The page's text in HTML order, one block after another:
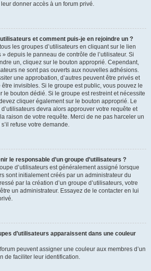
donner accès à un forum privé.
et comment puis-je en rejoindre un ?
les groupes d’utilisateurs en cliquant sur le lien
» depuis le panneau de contrôle de l’utilisateur. Si
un, cliquez sur le bouton approprié. Cependant,
ne sont pas ouverts aux nouvelles adhésions.
une approbation, d’autres peuvent être privés et
être invisibles. Si le groupe est public, vous pouvez le
le bouton dédié. Si le groupe est restreint et nécessite
cliquer également sur le bouton approprié. Le
devra alors approuver votre requête et
raison de votre requête. Merci de ne pas harceler un
refuse votre demande.
le responsable d’un groupe d’utilisateurs ?
d’utilisateurs est généralement assigné lorsque
sont initialement créés par un administrateur du
par la création d’un groupe d’utilisateurs, votre
un administrateur. Essayez de le contacter en lui
d’utilisateurs apparaissent dans une couleur
peuvent assigner une couleur aux membres d’un
de faciliter leur identification.